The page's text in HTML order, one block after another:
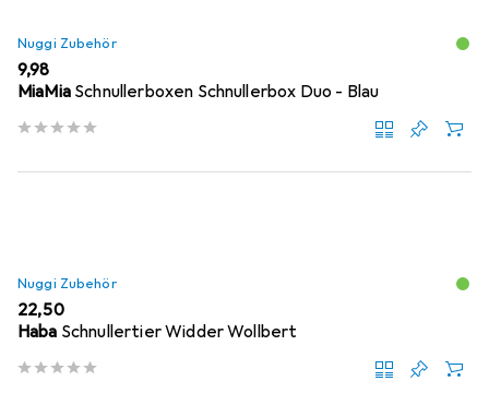
Nuggi Zubehör
EUR
9,98
MiaMia Schnullerboxen Schnullerbox Duo - Blau
Nuggi Zubehör
EUR
22,50
Haba Schnullertier Widder Wollbert